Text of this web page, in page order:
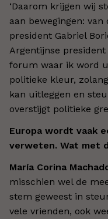
‘Daarom krijgen wij
aan bewegingen: van
president Gabriel
Argentijnse
forum waar ik word
politieke kleur,
kan uitleggen en
overstijgt politieke
Europa wordt vaak
verweten. Wat met
María Corina
misschien wel de
stem geweest in
vele vrienden, ook